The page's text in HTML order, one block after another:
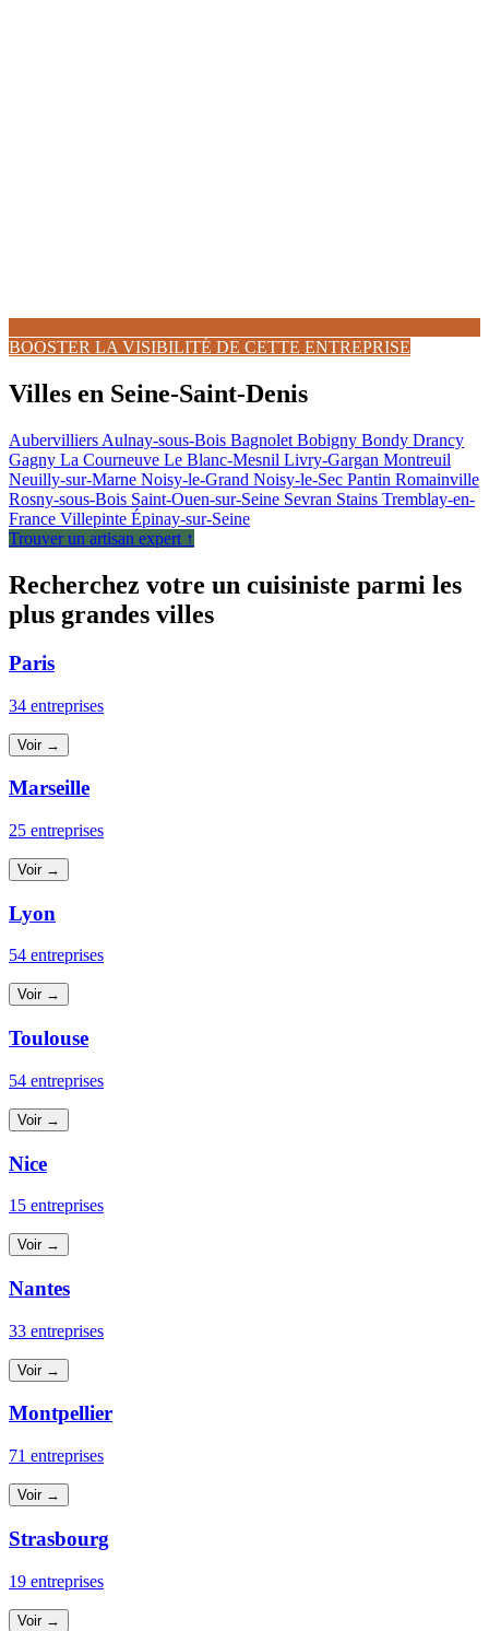
BOOSTER LA VISIBILITÉ DE CETTE ENTREPRISE
Villes en Seine-Saint-Denis
Aubervilliers Aulnay-sous-Bois Bagnolet Bobigny Bondy Drancy
Gagny La Courneuve Le Blanc-Mesnil Livry-Gargan Montreuil
Neuilly-sur-Marne Noisy-le-Grand Noisy-le-Sec Pantin Romainville
Rosny-sous-Bois Saint-Ouen-sur-Seine Sevran Stains Tremblay-en-
France Villepinte Épinay-sur-Seine
Trouver un artisan expert ↑
Recherchez votre un cuisiniste parmi les
plus grandes villes
Paris
34 entreprises
Voir →
Marseille
25 entreprises
Voir →
Lyon
54 entreprises
Voir →
Toulouse
54 entreprises
Voir →
Nice
15 entreprises
Voir →
Nantes
33 entreprises
Voir →
Montpellier
71 entreprises
Voir →
Strasbourg
19 entreprises
Voir →